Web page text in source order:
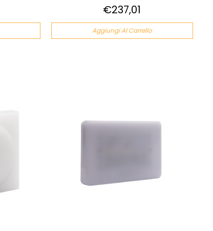
€237,01
Aggiungi Al Carrello